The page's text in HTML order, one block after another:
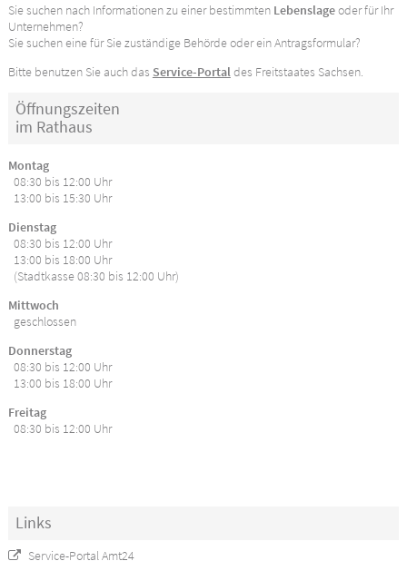
Sie suchen nach Informationen zu einer bestimmten Lebenslageoder für Ihr
Unternehmen?
Sie suchen eine für Sie zuständige Behörde oder ein Antragsformular?
Bitte benutzen Sie auch das Service-Portaldes Freitstaates Sachsen.
Öffnungszeiten
im Rathaus
Montag
08:30 bis 12:00 Uhr
13:00 bis 15:30 Uhr
Dienstag
08:30 bis 12:00 Uhr
13:00 bis 18:00 Uhr
(Stadtkasse 08:30 bis 12:00 Uhr)
Mittwoch
geschlossen
Donnerstag
08:30 bis 12:00 Uhr
13:00 bis 18:00 Uhr
Freitag
08:30 bis 12:00 Uhr
Links
Service-Portal Amt24